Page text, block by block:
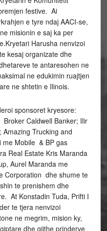
festive. Ai
e tyre ndaj AACI-se,
misionin e saj ka per
Harusha nenvizoi
kesaj organizate dhe
te antaresohen ne
ne edukimin ruajtjen
ne shtetin e Ilinois.
sponsoret kryesore:
Caldwell Banker; Ilir
Trucking and
me Mobile & BP gas
Real Estate Kris Maranda
Aurel Maranda me
Corporation dhe shume te
te prenishem dhe
At Konstadin Tuda, Prifti I
te tjera nenvizoi
ne megrim, mision ky,
dhe gjithe prinderve